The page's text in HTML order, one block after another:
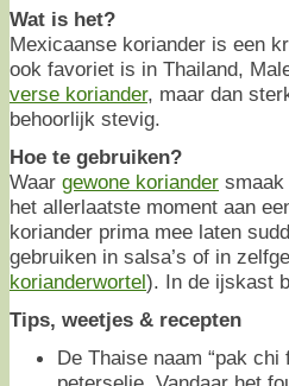
Wat is het?
Mexicaanse koriander is een
ook favoriet is in Thailand,
verse koriander, maar dan
behoorlijk stevig.
Hoe te gebruiken?
Waar gewone koriander
het allerlaatste moment aan
koriander prima mee laten
gebruiken in salsa’s of in
korianderwortel). In de ijskast
Tips, weetjes & recepten
De Thaise naam “pak